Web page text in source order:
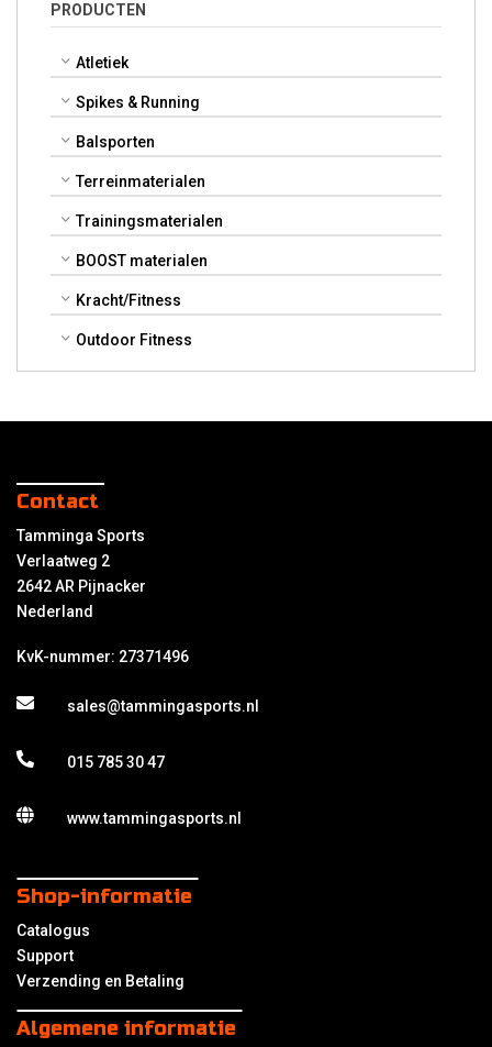
PRODUCTEN
Atletiek
Spikes & Running
Balsporten
Terreinmaterialen
Trainingsmaterialen
BOOST materialen
Kracht/Fitness
Outdoor Fitness
Contact
Tamminga Sports
Verlaatweg 2
2642 AR Pijnacker
Nederland
KvK-nummer: 27371496
sales@tammingasports.nl
015 785 30 47
www.tammingasports.nl
Shop-informatie
Catalogus
Support
Verzending en Betaling
Algemene informatie